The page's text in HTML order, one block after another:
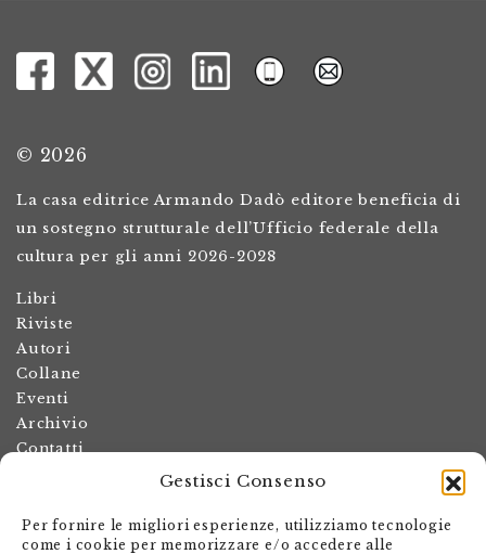
Gestisci Consenso
Per fornire le migliori esperienze, utilizziamo tecnologie
come i cookie per memorizzare e/o accedere alle
© 2026
La casa editrice Armando Dadò editore beneficia di
un sostegno strutturale dell’Ufficio federale della
cultura per gli anni 2026-2028
Libri
Riviste
Autori
Collane
Eventi
Archivio
Contatti
Termini e condizioni
Spese di spedizione
Politica dei resi